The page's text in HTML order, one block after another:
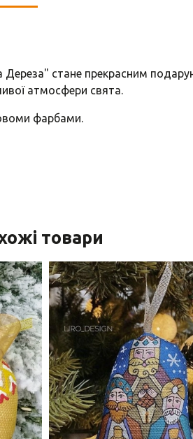
Дереза" стане прекрасним
атмосфери свята.
фарбами.
товари